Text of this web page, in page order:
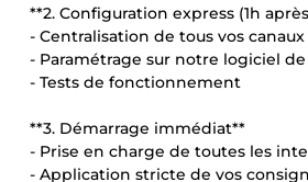
**2. Configuration express (1h
- Centralisation de tous vos
- Paramétrage sur notre logiciel
- Tests de fonctionnement
**3. Démarrage immédiat**
- Prise en charge de toutes les
- Application stricte de vos